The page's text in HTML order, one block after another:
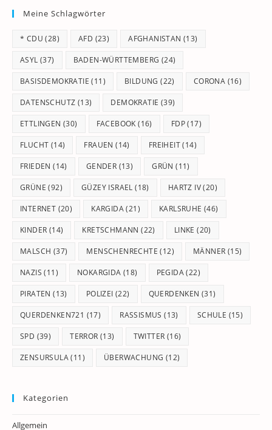
Meine Schlagwörter
* CDU (28) AFD (23) AFGHANISTAN (13)
ASYL (37) BADEN-WÜRTTEMBERG (24)
BASISDEMOKRATIE (11) BILDUNG (22) CORONA (16)
DATENSCHUTZ (13) DEMOKRATIE (39)
ETTLINGEN (30) FACEBOOK (16) FDP(17)
FLUCHT (14) FRAUEN (14) FREIHEIT(14)
FRIEDEN (14) GENDER (13) GRÜN (11)
GRÜNE (92) GÜZEY ISRAEL (18) HARTZ IV(20)
INTERNET (20) KARGIDA(21) KARLSRUHE (46)
KINDER (14) KRETSCHMANN (22) LINKE (20)
MALSCH (37) MENSCHENRECHTE (12) MÄNNER (15)
NAZIS (11) NOKARGIDA (18) PEGIDA(22)
PIRATEN (13) POLIZEI (22) QUERDENKEN (31)
QUERDENKEN721 (17) RASSISMUS (13) SCHULE (15)
SPD (39) TERROR (13) TWITTER (16)
ZENSURSULA(11) ÜBERWACHUNG (12)
Kategorien
Allgemein